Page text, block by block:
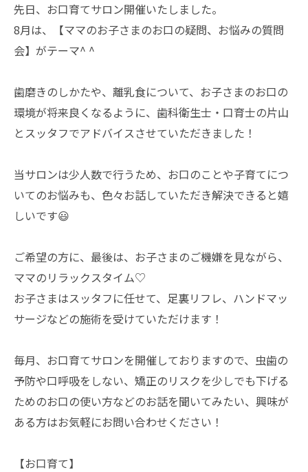
先日、お口育てサロン開催いたしました。
8月は、【ママのお子さまのお口の疑問、お悩みの質問
会】がテーマ^ ^
歯磨きのしかたや、離乳食について、お子さまのお口の
環境が将来良くなるように、歯科衛生士・口育士の片山
とスッタフでアドバイスさせていただきました！
当サロンは少人数で行うため、お口のことや子育てにつ
いてのお悩みも、色々お話していただき解決できると嬉
しいです😃
ご希望の方に、最後は、お子さまのご機嫌を見ながら、
ママのリラックスタイム♡
お子さまはスッタフに任せて、足裏リフレ、ハンドマッ
サージなどの施術を受けていただけます！
毎月、お口育てサロンを開催しておりますので、虫歯の
予防や口呼吸をしない、矯正のリスクを少しでも下げる
ためのお口の使い方などのお話を聞いてみたい、興味が
ある方はお気軽にお問い合わせください！
【お口育て】